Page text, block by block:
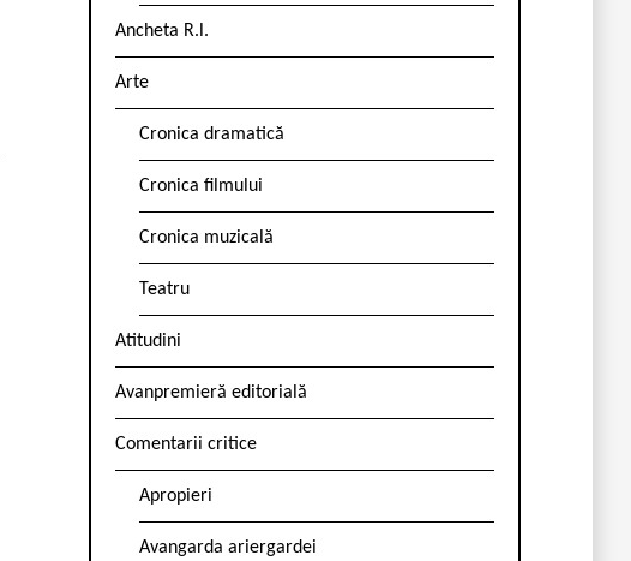
Ancheta R.l.
Arte
Cronica dramatică
Cronica filmului
Cronica muzicală
Teatru
Atitudini
Avanpremieră editorială
Comentarii critice
Apropieri
Avangarda ariergardei